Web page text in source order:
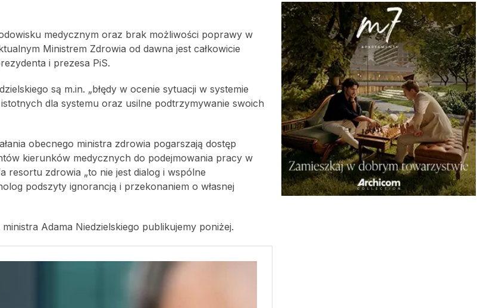
medycznym oraz brak możliwości poprawy w
Ministrem Zdrowia od dawna jest całkowicie
i prezesa PiS.
są m.in. „błędy w ocenie sytuacji w systemie
dla systemu oraz usilne podtrzymywanie swoich
obecnego ministra zdrowia pogarszają dostęp
kierunków medycznych do podejmowania pracy w
resortu zdrowia „to nie jest dialog i wspólne
podszyty ignorancją i przekonaniem o własnej
Adama Niedzielskiego publikujemy poniżej.